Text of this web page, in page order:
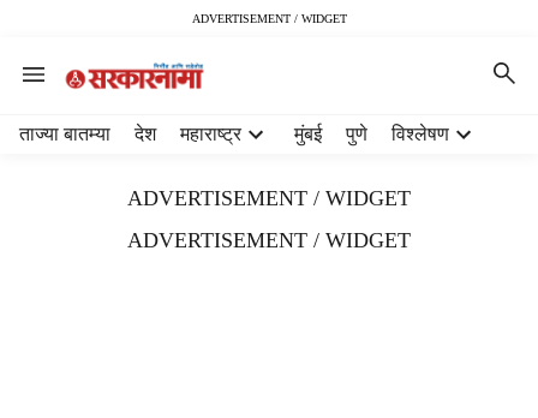
ADVERTISEMENT / WIDGET
ताज्या बातम्या देश महाराष्ट्र मुंबई पुणे विश्लेषण
ADVERTISEMENT / WIDGET
ADVERTISEMENT / WIDGET